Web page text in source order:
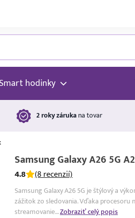
hodinky
2 roky zárukana tovar
Samsung Galaxy A26 5G
4.8 (8 recenzií)
Samsung Galaxy A26 5G je štýlový a
zážitok zo sledovania. Vďaka procesoru
streamovanie…Zobraziť celý popis